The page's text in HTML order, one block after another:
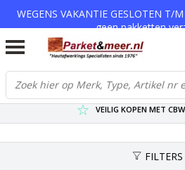
WEGENS VAKANTIE GESLOTEN T/
geen pakketten
VERZENDKOSTEN € 7,95
SCHERPSTE PRIJZEN TOT
VEILIG KOPEN MET
FILTERS